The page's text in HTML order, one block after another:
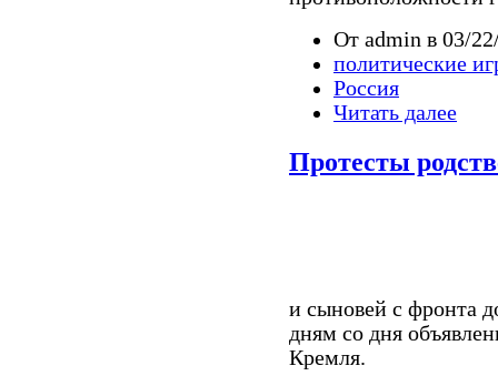
От admin в 03/
политические
Россия
Читать далее
Протесты
и сыновей с фронта
дням со дня
Кремля.